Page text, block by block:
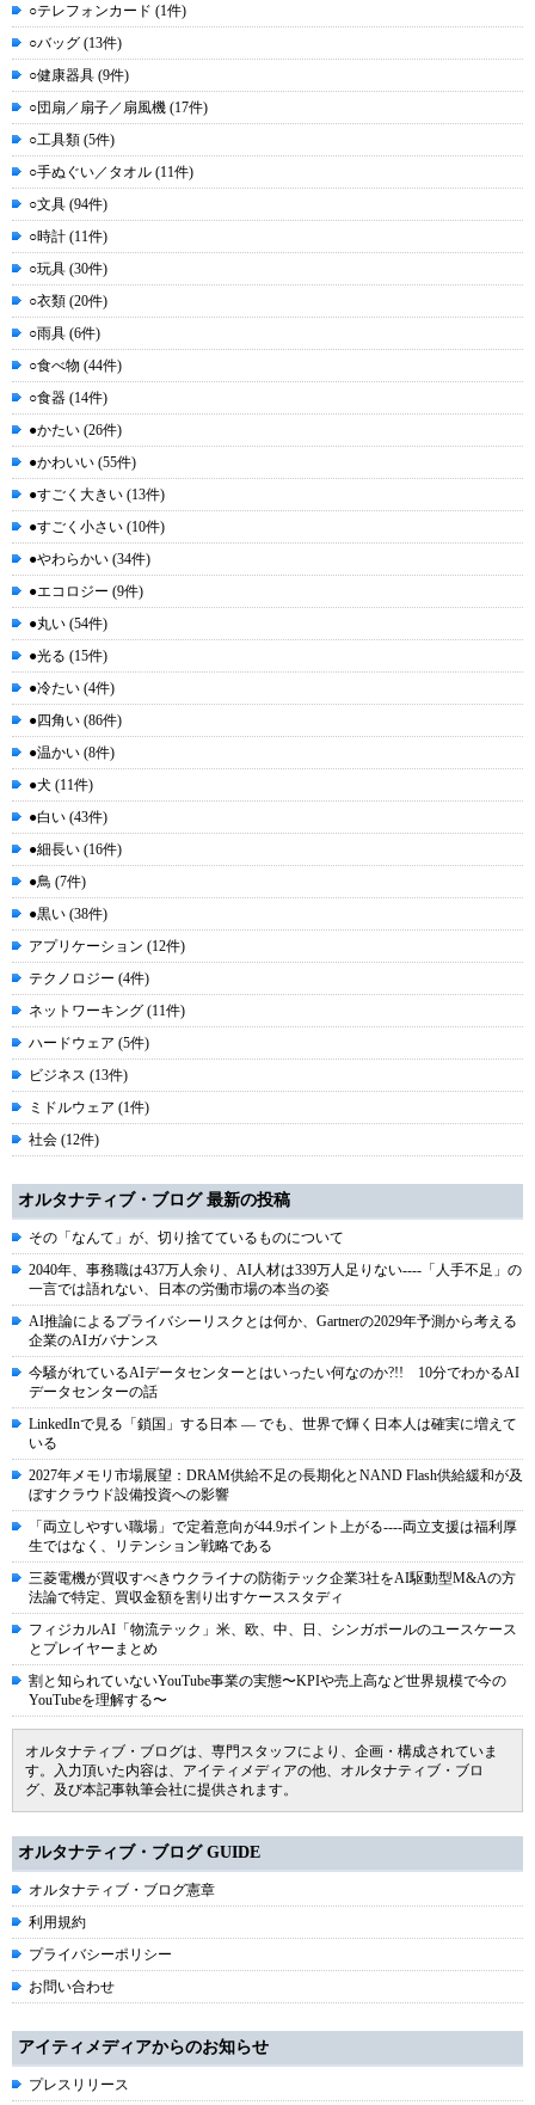
○テレフォンカード (1件)
○バッグ (13件)
○健康器具 (9件)
○団扇／扇子／扇風機 (17件)
○工具類 (5件)
○手ぬぐい／タオル (11件)
○文具 (94件)
○時計 (11件)
○玩具 (30件)
○衣類 (20件)
○雨具 (6件)
○食べ物 (44件)
○食器 (14件)
●かたい (26件)
●かわいい (55件)
●すごく大きい (13件)
●すごく小さい (10件)
●やわらかい (34件)
●エコロジー (9件)
●丸い (54件)
●光る (15件)
●冷たい (4件)
●四角い (86件)
●温かい (8件)
●犬 (11件)
●白い (43件)
●細長い (16件)
●鳥 (7件)
●黒い (38件)
アプリケーション (12件)
テクノロジー (4件)
ネットワーキング (11件)
ハードウェア (5件)
ビジネス (13件)
ミドルウェア (1件)
社会 (12件)
オルタナティブ・ブログ 最新の投稿
その「なんて」が、切り捨てているものについて
2040年、事務職は437万人余り、AI人材は339万人足りない----「人手不足」の
一言では語れない、日本の労働市場の本当の姿
AI推論によるプライバシーリスクとは何か、Gartnerの2029年予測から考える
企業のAIガバナンス
今騒がれているAIデータセンターとはいったい何なのか?!! 10分でわかるAI
データセンターの話
LinkedInで見る「鎖国」する日本 ― でも、世界で輝く日本人は確実に増えて
いる
2027年メモリ市場展望：DRAM供給不足の長期化とNAND Flash供給緩和が及
ぼすクラウド設備投資への影響
「両立しやすい職場」で定着意向が44.9ポイント上がる----両立支援は福利厚
生ではなく、リテンション戦略である
三菱電機が買収すべきウクライナの防衛テック企業3社をAI駆動型M&Aの方
法論で特定、買収金額を割り出すケーススタディ
フィジカルAI「物流テック」米、欧、中、日、シンガポールのユースケース
とプレイヤーまとめ
割と知られていないYouTube事業の実態〜KPIや売上高など世界規模で今の
YouTubeを理解する〜
オルタナティブ・ブログは、専門スタッフにより、企画・構成されていま
す。入力頂いた内容は、アイティメディアの他、オルタナティブ・ブロ
グ、及び本記事執筆会社に提供されます。
オルタナティブ・ブログ GUIDE
オルタナティブ・ブログ憲章
利用規約
プライバシーポリシー
お問い合わせ
アイティメディアからのお知らせ
プレスリリース